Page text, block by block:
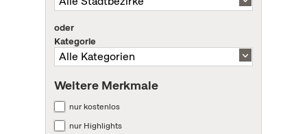
oder
Kategorie
Weitere Merkmale
nur kostenlos
nur Highlights